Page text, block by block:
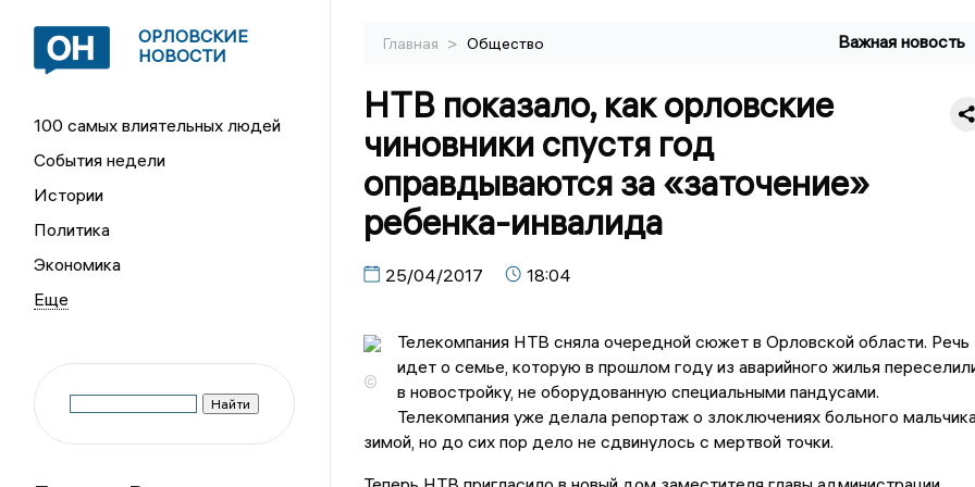
ОРЛОВСКИЕ
НОВОСТИ
100 самых влиятельных людей
События недели
Истории
Политика
Экономика
Главная > Общество Важная новость
НТВ показало, как орловские
чиновники спустя год
оправдываются за «заточение»
ребенка-инвалида
25/04/2017 18:04
©
Телекомпания НТВ сняла очередной сюжет в Орловской области. Речь
идет о семье, которую в прошлом году из аварийного жилья
в новостройку, не оборудованную специальными пандусами.
Телекомпания уже делала репортаж о злоключениях больного
зимой, но до сих пор дело не сдвинулось с мертвой точки.